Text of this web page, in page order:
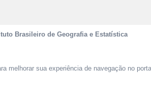
Brasileiro de Geografia e Estatística
melhorar sua experiência de navegação no